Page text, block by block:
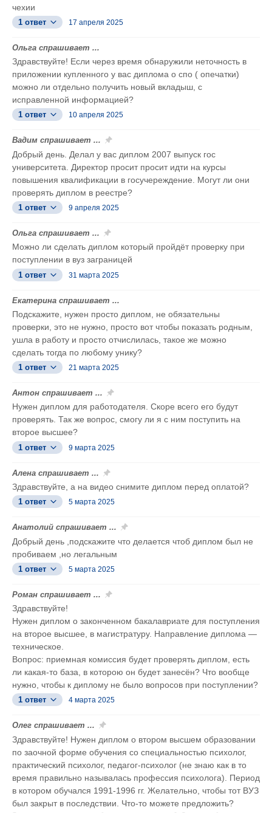
чехии
1 ответ 17 апреля 2025
Ольга спрашивает ...
Здравствуйте! Если через время обнаружили неточность в
приложении купленного у вас диплома о спо ( опечатки)
можно ли отдельно получить новый вкладыш, с
исправленной информацией?
1 ответ 10 апреля 2025
Вадим спрашивает ...
Добрый день. Делал у вас диплом 2007 выпуск гос
университета. Директор просит просит идти на курсы
повышения квалификации в госучереждение. Могут ли они
проверять диплом в реестре?
1 ответ 9 апреля 2025
Ольга спрашивает ...
Можно ли сделать диплом который пройдёт проверку при
поступлении в вуз заграницей
1 ответ 31 марта 2025
Екатерина спрашивает ...
Подскажите, нужен просто диплом, не обязательны
проверки, это не нужно, просто вот чтобы показать родным,
ушла в работу и просто отчислилась, такое же можно
сделать тогда по любому унику?
1 ответ 21 марта 2025
Антон спрашивает ...
Нужен диплом для работодателя. Скоре всего его будут
проверять. Так же вопрос, смогу ли я с ним поступить на
второе высшее?
1 ответ 9 марта 2025
Алена спрашивает ...
Здравствуйте, а на видео снимите диплом перед оплатой?
1 ответ 5 марта 2025
Анатолий спрашивает ...
Добрый день ,подскажите что делается чтоб диплом был не
пробиваем ,но легальным
1 ответ 5 марта 2025
Роман спрашивает ...
Здравствуйте!
Нужен диплом о законченном бакалавриате для поступления
на второе высшее, в магистратуру. Направление диплома —
техническое.
Вопрос: приемная комиссия будет проверять диплом, есть
ли какая-то база, в которою он будет занесён? Что вообще
нужно, чтобы к диплому не было вопросов при поступлении?
1 ответ 4 марта 2025
Олег спрашивает ...
Здравствуйте! Нужен диплом о втором высшем образовании
по заочной форме обучения со специальностью психолог,
практический психолог, педагог-психолог (не знаю как в то
время правильно называлась профессия психолога). Период
в котором обучался 1991-1996 гг. Желательно, чтобы тот ВУЗ
был закрыт в последствии. Что-то можете предложить?